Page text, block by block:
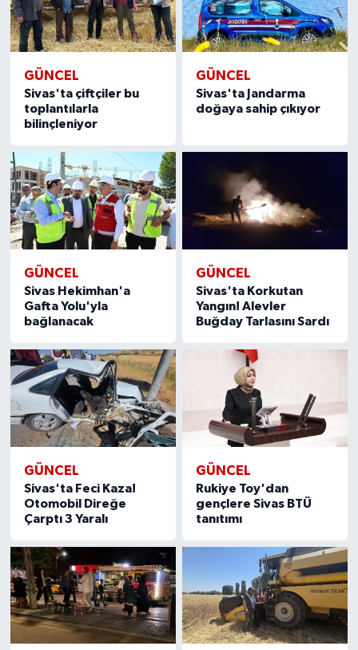
GÜNCEL
Sivas'ta çiftçiler bu
toplantılarla
bilinçleniyor
GÜNCEL
Sivas'ta Jandarma
doğaya sahip çıkıyor
GÜNCEL
Sivas Hekimhan'a
Gafta Yolu'yla
bağlanacak
GÜNCEL
Sivas'ta Korkutan
Yangın! Alevler
Buğday Tarlasını Sardı
GÜNCEL
Sivas'ta Feci Kaza!
Otomobil Direğe
Çarptı 3 Yaralı
GÜNCEL
Rukiye Toy'dan
gençlere Sivas BTÜ
tanıtımı
YAŞAM